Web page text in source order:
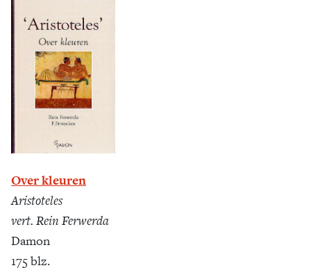
Over kleuren
Aristoteles
vert. Rein Ferwerda
Damon
175 blz.